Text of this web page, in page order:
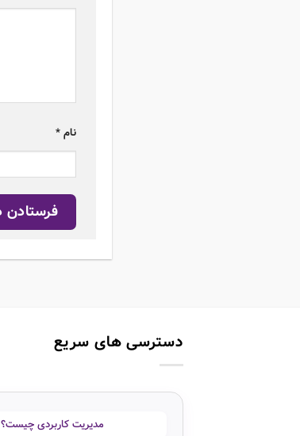
نام *
دسترسی های سریع
مدیریت کاربردی چیست؟